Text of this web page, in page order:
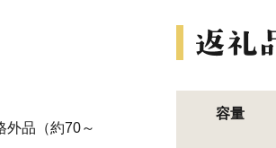
外品（約70～
容量